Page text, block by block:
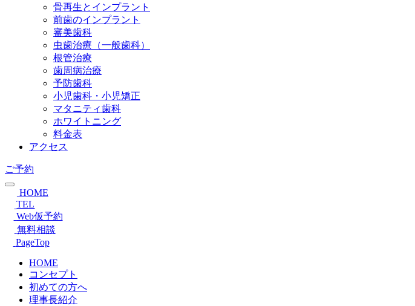
骨再生とインプラント
前歯のインプラント
審美歯科
虫歯治療（一般歯科）
根管治療
歯周病治療
予防歯科
小児歯科・小児矯正
マタニティ歯科
ホワイトニング
料金表
アクセス
ご予約
HOME
TEL
Web仮予約
無料相談
PageTop
HOME
コンセプト
初めての方へ
理事長紹介